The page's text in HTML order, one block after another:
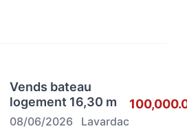
Vends bateau
logement 16,30 m
08/06/2026 Lavardac